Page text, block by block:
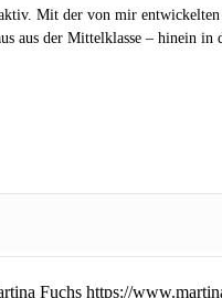
Mit der von mir
aus der Mittelklasse – hinein
Fuchs https://